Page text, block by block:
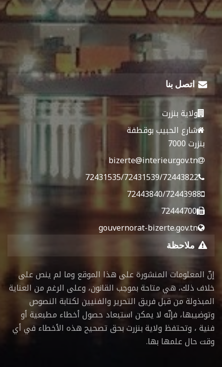
اتصل بنا
ولاية بنزرت
شارع الحبيب بوقطفة
بنزرت 7000
bizerte@interieur.gov.tn
72431535/72431539/72443822
72443840/72443988
72444700
gouvernorat-bizerte.gov.tn
ملاحظة
إنّ المعلومات المنشورة على هذا الموقع وما لم ينص على
خلاف ذلك، هي متاحة بموجب القانون، وعلى الرغم من العناية
المبذولة من قبل فريق التحرير والفنيين لكتابة النصوص
وتوضيبها، فإنّه لا يمكن استبعاد حصول أخطاء مطبعية أو
فنية ، وتحتفظ ولاية بنزرت بحق تصحيح هذه الأخطاء في أي
وقت حال علمها بها.